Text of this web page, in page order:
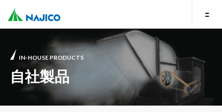
IN-HOUSE PRODUCTS
自社製品